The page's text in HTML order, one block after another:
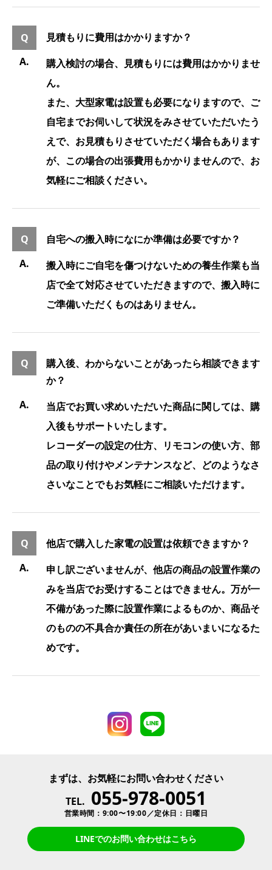
見積もりに費用はかかりますか？
購入検討の場合、見積もりには費用はかかりませ
ん。
また、大型家電は設置も必要になりますので、ご
自宅までお伺いして状況をみさせていただいたう
えで、お見積もりさせていただく場合もあります
が、この場合の出張費用もかかりませんので、お
気軽にご相談ください。
自宅への搬入時になにか準備は必要ですか？
搬入時にご自宅を傷つけないための養生作業も当
店で全て対応させていただきますので、搬入時に
ご準備いただくものはありません。
購入後、わからないことがあったら相談できます
か？
当店でお買い求めいただいた商品に関しては、購
入後もサポートいたします。
レコーダーの設定の仕方、リモコンの使い方、部
品の取り付けやメンテナンスなど、どのようなさ
さいなことでもお気軽にご相談いただけます。
他店で購入した家電の設置は依頼できますか？
申し訳ございませんが、他店の商品の設置作業の
みを当店でお受けすることはできません。万が一
不備があった際に設置作業によるものか、商品そ
のものの不具合か責任の所在があいまいになるた
めです。
まずは、お気軽にお問い合わせください
TEL. 055-978-0051
営業時間：9:00〜19:00／定休日：日曜日
LINEでのお問い合わせはこちら